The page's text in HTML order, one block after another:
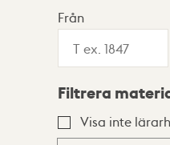
Visningsläge
Lista
Från
Filtrera
Visa inte